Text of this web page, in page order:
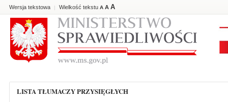
Wersja tekstowa | Wielkość tekstu A A A
LISTA TŁUMACZY PRZYSIĘGŁYCH